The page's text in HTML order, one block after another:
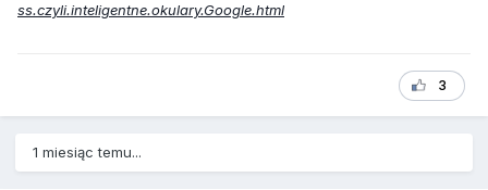
ss.czyli.inteligentne.okulary.Google.html
3
1 miesiąc temu...